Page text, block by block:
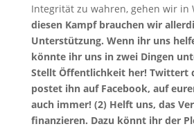
Integrität zu wahren, gehen wir in
diesen Kampf brauchen wir
Unterstützung. Wenn ihr uns
könnte ihr uns in zwei Dingen
Stellt Öffentlichkeit her! Twittert
postet ihn auf Facebook, auf
auch immer! (2) Helft uns, das
finanzieren. Dazu könnt ihr der